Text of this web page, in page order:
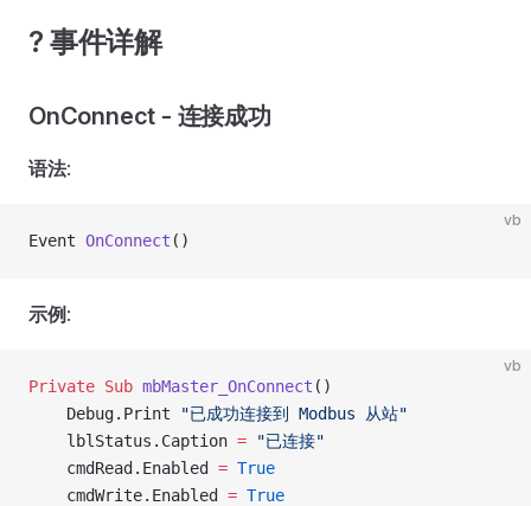
? 事件详解
OnConnect - 连接成功
语法:
vb
Event OnConnect ()
示例 :
vb
Private Sub mbMaster_OnConnect ()
    Debug.Print
"已成功连接到 Modbus 从站"
    lblStatus.Caption
= "已连接"
    cmdRead.Enabled
= True
    cmdWrite.Enabled
= True